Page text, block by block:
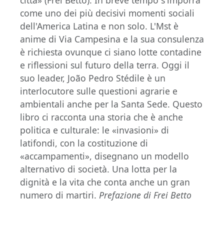
come uno dei più decisivi momenti sociali
dell'America Latina e non solo. L'Mst è
anime di Via Campesina e la sua consulenza
è richiesta ovunque ci siano lotte contadine
e riflessioni sul futuro della terra. Oggi il
suo leader, João Pedro Stédile è un
interlocutore sulle questioni agrarie e
ambientali anche per la Santa Sede. Questo
libro ci racconta una storia che è anche
politica e culturale: le «invasioni» di
latifondi, con la costituzione di
«accampamenti», disegnano un modello
alternativo di società. Una lotta per la
dignità e la vita che conta anche un gran
numero di martiri. Prefazione di Frei Betto